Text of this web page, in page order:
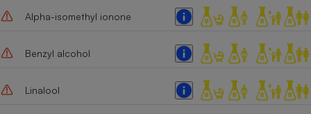
Alpha-isomethyl ionone
Benzyl alcohol
Linalool